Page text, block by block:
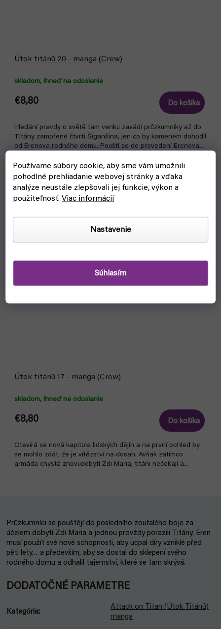
Používame súbory cookie, aby sme vám umožnili
pohodlné prehliadanie webovej stránky a vďaka
analýze neustále zlepšovali jej funkcie, výkon a
použiteľnosť.Viac informácií
Nastavenie
Súhlasím
Útok titánů 20 - manga (Crew)
skladom, ihneď na odoslanie
€8,80 Do košíka
Hledání pravdy o světě tam venku zavádí průzkumníky až do
Titány zamořené čtvrti Šiganšina, jen co by kamenem dohodil
od Erenova rodného domu. Pouští se do provedení Erenova...
Útok titánů 17 - manga (Crew)
skladom, ihneď na odoslanie
€8,80 Do košíka
Otevírá se nová kapitola lidských dějin a na první pohled by
se mohlo zdát, že je vítězství na dosah. Avšak zatímco
armáda chystá znovudobytí Zdi Maria, titáni nečekají a...
Průzkumníci se pouštějí do posledního zoufalého boje za
účelem dobytí Zdi Maria a jednou provždy porazili Titány. Eren
musí použít své nové schopnosti, aby ucpal díry vzniklé před
pěti lety… a především, aby se dostal do sklepení svého
rodného domu a odhalil tajemství, které se tam skrývá.
DODATOČNÉ PARAMETRE
Kategória:
Attack on Titan (Útok Titánů)
manga